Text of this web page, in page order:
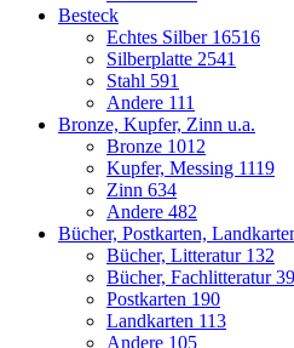
Besteck
Echtes Silber 16516
Silberplatte 2541
Stahl 591
Andere 111
Bronze, Kupfer, Zinn u.a.
Bronze 1012
Kupfer, Messing 1119
Zinn 634
Andere 482
Bücher, Postkarten,
Bücher, Litteratur 132
Bücher, Fachlitteratur
Postkarten 190
Landkarten 113
Andere 105